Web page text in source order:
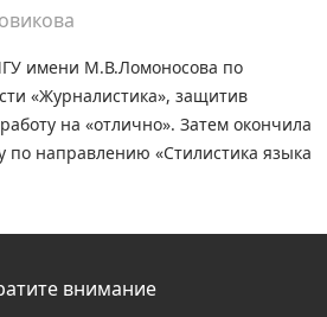
имени М.В.Ломоносова по
«Журналистика», защитив
на «отлично». Затем окончила
по направлению «Стилистика языка
внимание